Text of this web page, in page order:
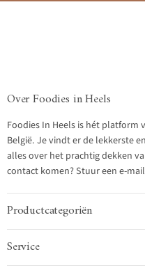
Over Foodies in Heels
Foodies In Heels is hét
België. Je vindt er de lekkerste
alles over het prachtig dekken
contact komen? Stuur een e-
Productcategoriën
Service